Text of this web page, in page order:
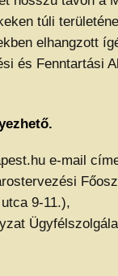
túli
elhangzott
és Fenntartási
e-mail
9-11.),